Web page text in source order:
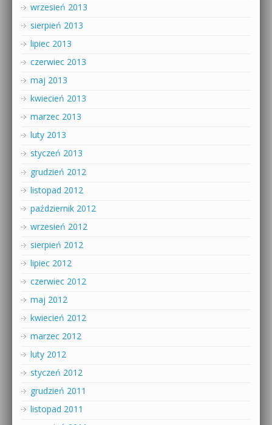
wrzesień 2013
sierpień 2013
lipiec 2013
czerwiec 2013
maj 2013
kwiecień 2013
marzec 2013
luty 2013
styczeń 2013
grudzień 2012
listopad 2012
październik 2012
wrzesień 2012
sierpień 2012
lipiec 2012
czerwiec 2012
maj 2012
kwiecień 2012
marzec 2012
luty 2012
styczeń 2012
grudzień 2011
listopad 2011